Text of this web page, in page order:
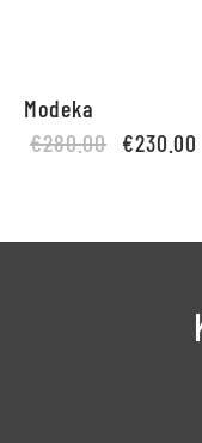
Modeka
€280.00 Original
€230.00